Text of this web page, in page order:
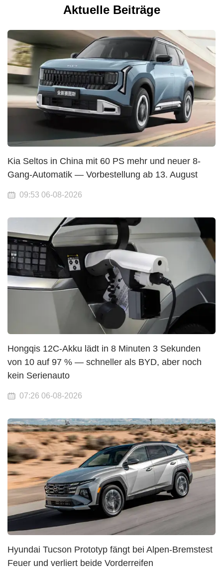
Aktuelle Beiträge
Kia Seltos in China mit 60 PS mehr und neuer 8-
Gang-Automatik — Vorbestellung ab 13. August
09:53 06-08-2026
Hongqis 12C-Akku lädt in 8 Minuten 3 Sekunden
von 10 auf 97 % — schneller als BYD, aber noch
kein Serienauto
07:26 06-08-2026
Hyundai Tucson Prototyp fängt bei Alpen-Bremstest
Feuer und verliert beide Vorderreifen